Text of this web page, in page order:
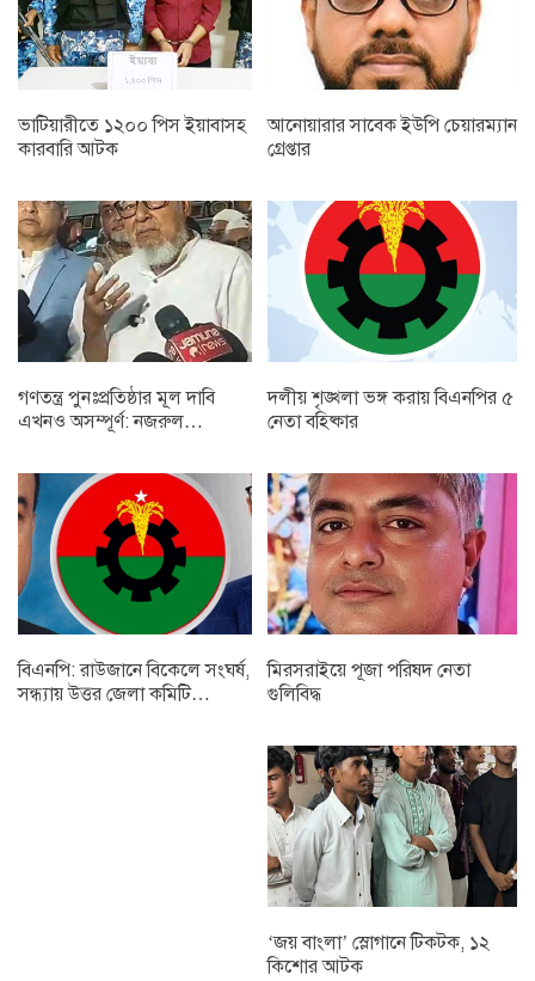
ভাটিয়ারীতে ১২০০ পিস ইয়াবাসহ
কারবারি আটক
আনোয়ারার সাবেক ইউপি চেয়ারম্যান
গ্রেপ্তার
গণতন্ত্র পুনঃপ্রতিষ্ঠার মূল দাবি
এখনও অসম্পূর্ণ: নজরুল…
দলীয় শৃঙ্খলা ভঙ্গ করায় বিএনপির ৫
নেতা বহিষ্কার
বিএনপি: রাউজানে বিকেলে সংঘর্ষ,
সন্ধ্যায় উত্তর জেলা কমিটি…
মিরসরাইয়ে পূজা পরিষদ নেতা
গুলিবিদ্ধ
‘জয় বাংলা’ স্লোগানে টিকটক, ১২
কিশোর আটক